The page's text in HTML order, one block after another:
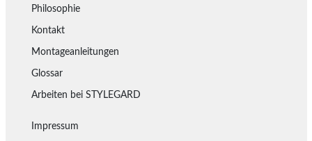
Philosophie
Kontakt
Montageanleitungen
Glossar
Arbeiten bei STYLEGARD
Impressum